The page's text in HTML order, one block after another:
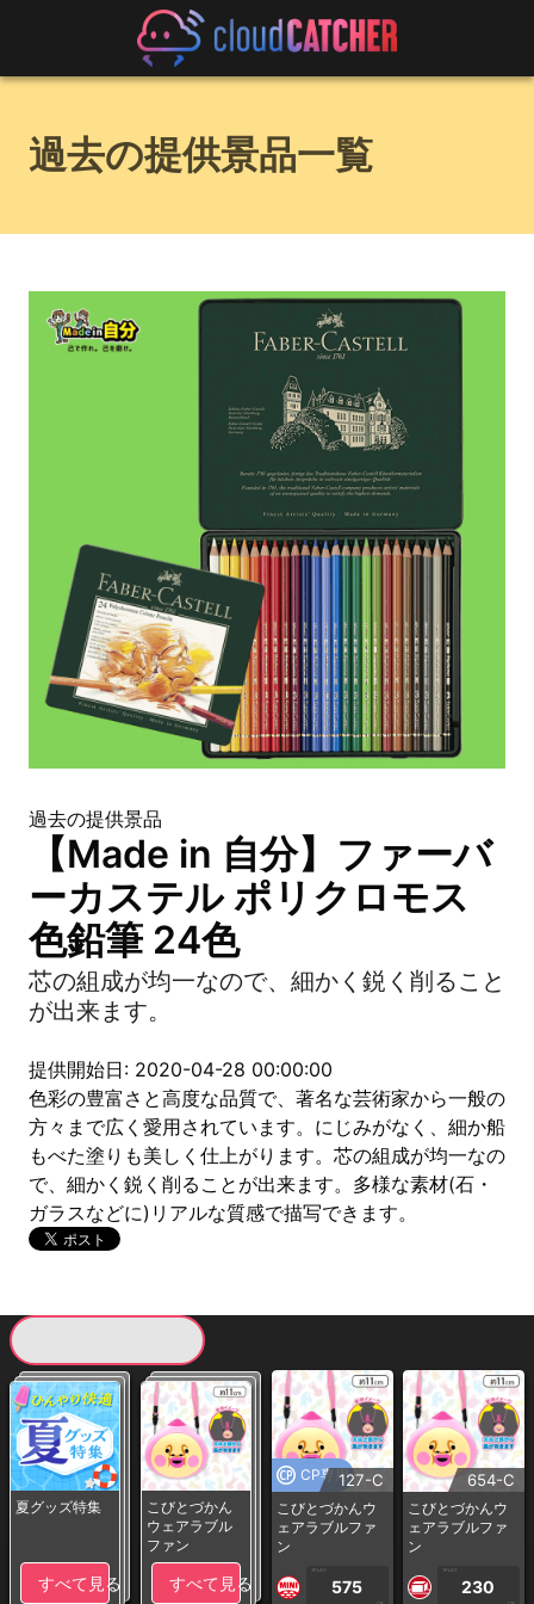
過去の提供景品一覧
過去の提供景品
【Made in 自分】ファーバ
ーカステル ポリクロモス
色鉛筆 24色
芯の組成が均一なので、細かく鋭く削ること
が出来ます。
提供開始日: 2020-04-28 00:00:00
色彩の豊富さと高度な品質で、著名な芸術家から一般の
方々まで広く愛用されています。にじみがなく、細か船
もべた塗りも美しく仕上がります。芯の組成が均一なの
で、細かく鋭く削ることが出来ます。多様な素材(石・
ガラスなどに)リアルな質感で描写できます。
夏グッズ特集
すべて見る
こびとづかん
ウェアラブル
ファン
すべて見る
CP専用127-C
こびとづかんウ
ェアラブルファ
ン
1PLAY
575
654-C
こびとづかんウ
ェアラブルファ
ン
1PLAY
230